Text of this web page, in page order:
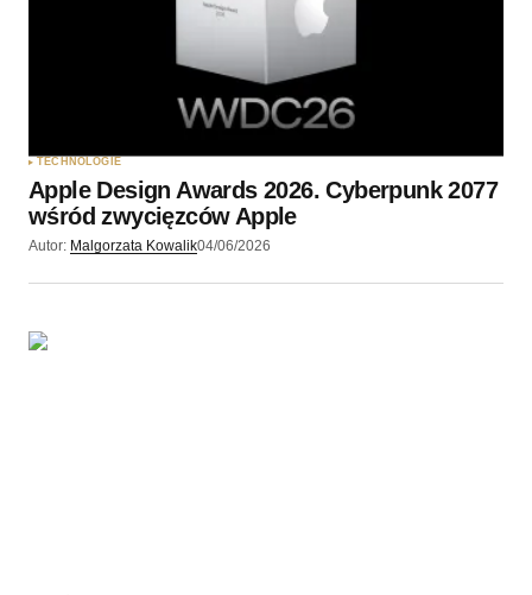
TECHNOLOGIE
Apple Design Awards 2026. Cyberpunk 2077
wśród zwycięzców Apple
Autor: Malgorzata Kowalik04/06/2026